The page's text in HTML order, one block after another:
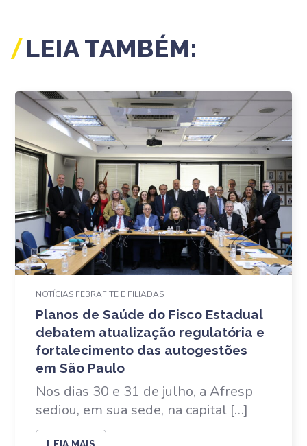
LEIA TAMBÉM:
NOTÍCIAS FEBRAFITE E FILIADAS
Planos de Saúde do Fisco Estadual
debatem atualização regulatória e
fortalecimento das autogestões
em São Paulo
Nos dias 30 e 31 de julho, a Afresp
sediou, em sua sede, na capital […]
LEIA MAIS